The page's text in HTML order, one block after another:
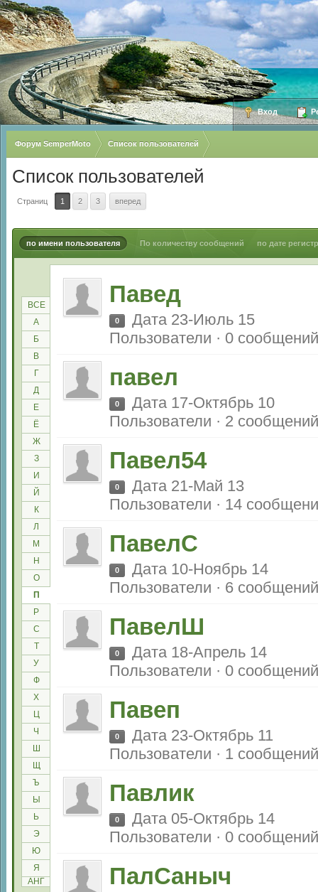
Вход
Форум SemperMoto Список пользователей
Список пользователей
Страниц 1 2 3 вперед
по имени пользователя По количеству сообщений по дате
ВСЕ
А
Б
В
Г
Д
Е
Ё
Ж
З
И
Й
К
Л
М
Н
О
П
Р
С
Т
У
Ф
Х
Ц
Ч
Ш
Щ
Ъ
Ы
Ь
Э
Ю
Я
АНГ
Павед
0
Дата 23-Июль 15
Пользователи · 0 сообщений
павел
0
Дата 17-Октябрь 10
Пользователи · 2 сообщений
Павел54
0
Дата 21-Май 13
Пользователи · 14
ПавелС
0
Дата 10-Ноябрь 14
Пользователи · 6 сообщений
ПавелШ
0
Дата 18-Апрель 14
Пользователи · 0 сообщений
Павеп
0
Дата 23-Октябрь 11
Пользователи · 1 сообщений
Павлик
0
Дата 05-Октябрь 14
Пользователи · 0 сообщений
ПалСаныч